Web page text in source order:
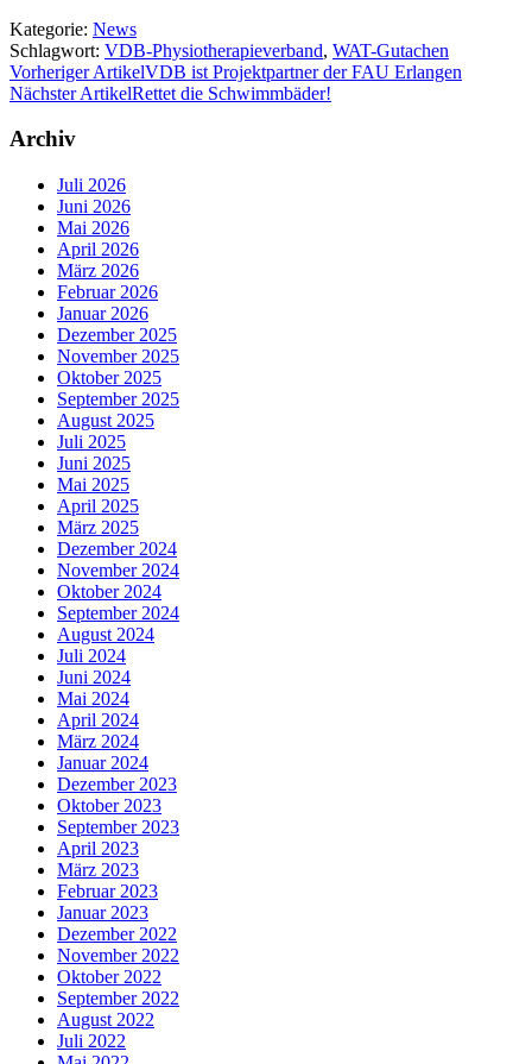
Kategorie: News
Schlagwort: VDB-Physiotherapieverband, WAT-Gutachen
Vorheriger ArtikelVDB ist Projektpartner der FAU Erlangen
Nächster ArtikelRettet die Schwimmbäder!
Archiv
Juli 2026
Juni 2026
Mai 2026
April 2026
März 2026
Februar 2026
Januar 2026
Dezember 2025
November 2025
Oktober 2025
September 2025
August 2025
Juli 2025
Juni 2025
Mai 2025
April 2025
März 2025
Dezember 2024
November 2024
Oktober 2024
September 2024
August 2024
Juli 2024
Juni 2024
Mai 2024
April 2024
März 2024
Januar 2024
Dezember 2023
Oktober 2023
September 2023
April 2023
März 2023
Februar 2023
Januar 2023
Dezember 2022
November 2022
Oktober 2022
September 2022
August 2022
Juli 2022